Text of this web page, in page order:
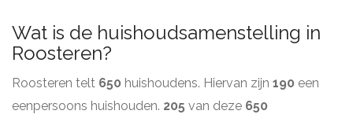
Wat is de huishoudsamenstelling in
Roosteren?
Roosteren telt 650 huishoudens. Hiervan zijn 190 een
eenpersoons huishouden. 205 van deze 650